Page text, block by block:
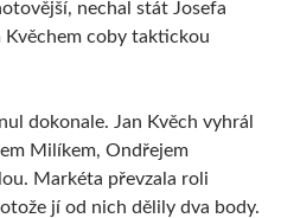
nechal stát Josefa
Kvěchem coby taktickou
dokonale. Jan Kvěch vyhrál
Milíkem, Ondřejem
Markéta převzala roli
jí od nich dělily dva body.